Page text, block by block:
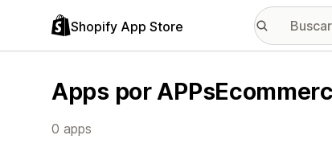
Shopify App Store
Apps por
0 apps